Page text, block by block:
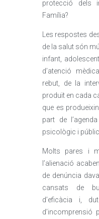
protecció dels
Família?
Les respostes
de la salut són
infant,
d’atenció
rebut, de la
produït en cada
que es
part de
psicològic i
Molts pares i
l’alienació
de denúncia
cansats de
d’eficàcia i,
d’incomprensió